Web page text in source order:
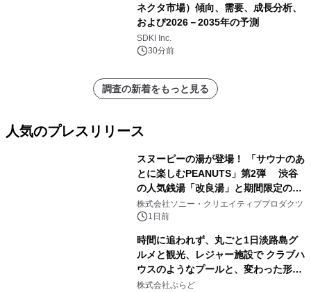
ネクタ市場）傾向、需要、成長分析、
および2026－2035年の予測
SDKI Inc.
30分前
調査の新着をもっと見る
人気のプレスリリース
スヌーピーの湯が登場！ 「サウナのあ
とに楽しむPEANUTS」第2弾 渋谷
の人気銭湯「改良湯」と期間限定のコ
ラボレーション サウナイキタイコラ
ボグッズも発売決定！
株式会社ソニー・クリエイティブプロダクツ
1日前
時間に追われず、丸ごと1日淡路島グ
ルメと観光、レジャー施設で クラブハ
ウスのようなプールと、変わった形の
サウナも 「THE BOXY AWAJI」のお
株式会社ぷらど